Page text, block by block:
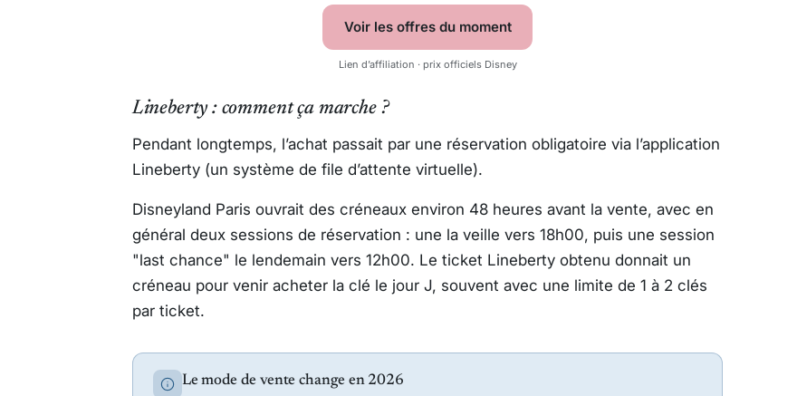
Voir les offres du moment
Lien d’affiliation · prix officiels Disney
Lineberty : comment ça marche ?
Pendant longtemps, l’achat passait par une réservation obligatoire via l’application
Lineberty (un système de file d’attente virtuelle).
Disneyland Paris ouvrait des créneaux environ 48 heures avant la vente, avec en
général deux sessions de réservation : une la veille vers 18h00, puis une session
"last chance" le lendemain vers 12h00. Le ticket Lineberty obtenu donnait un
créneau pour venir acheter la clé le jour J, souvent avec une limite de 1 à 2 clés
par ticket.
Le mode de vente change en 2026